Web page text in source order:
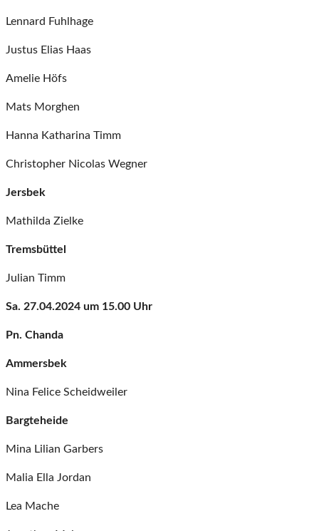
Lennard Fuhlhage
Justus Elias Haas
Amelie Höfs
Mats Morghen
Hanna Katharina Timm
Christopher Nicolas Wegner
Jersbek
Mathilda Zielke
Tremsbüttel
Julian Timm
Sa. 27.04.2024 um 15.00 Uhr
Pn. Chanda
Ammersbek
Nina Felice Scheidweiler
Bargteheide
Mina Lilian Garbers
Malia Ella Jordan
Lea Mache